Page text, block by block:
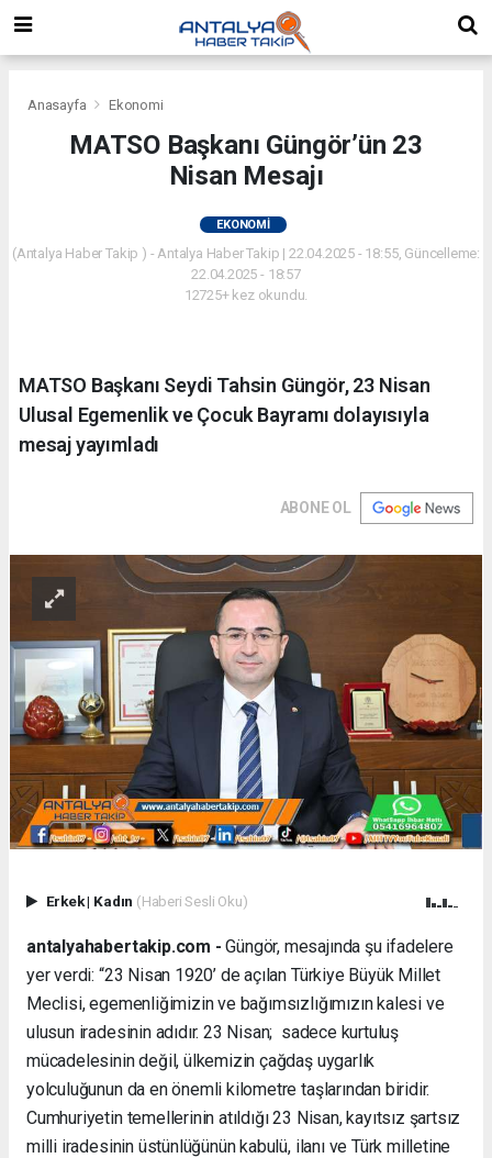
Anasayfa Ekonomi
MATSO Başkanı Güngör’ün 23
Nisan Mesajı
EKONOMI
(Antalya Haber Takip ) - Antalya Haber Takip | 22.04.2025 - 18:55, Güncelleme:
22.04.2025 - 18:57
12725+ kez okundu.
MATSO Başkanı Seydi Tahsin Güngör, 23 Nisan
Ulusal Egemenlik ve Çocuk Bayramı dolayısıyla
mesaj yayımladı
ABONE OL
Erkek| Kadın (Haberi Sesli Oku)
antalyahabertakip.com - Güngör, mesajında şu ifadelere
yer verdi: “23 Nisan 1920’ de açılan Türkiye Büyük Millet
Meclisi, egemenliğimizin ve bağımsızlığımızın kalesi ve
ulusun iradesinin adıdır. 23 Nisan; sadece kurtuluş
mücadelesinin değil, ülkemizin çağdaş uygarlık
yolculuğunun da en önemli kilometre taşlarından biridir.
Cumhuriyetin temellerinin atıldığı 23 Nisan, kayıtsız şartsız
milli iradesinin üstünlüğünün kabulü, ilanı ve Türk milletine